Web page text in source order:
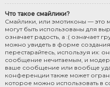
Что такое смайлики?
Смайлики, или эмотиконы — это
могут быть использованы для
означает радость, а :( означает
можно увидеть в форме
перестарайтесь, используя их:
сообщение нечитаемым, и
ваше сообщение или вообще
конференции также может
которое можно использовать в